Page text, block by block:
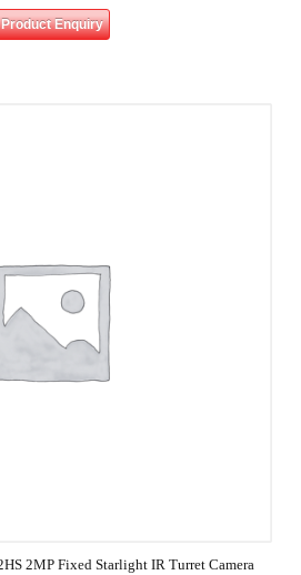
Product Enquiry
2MP Fixed Starlight IR Turret Camera